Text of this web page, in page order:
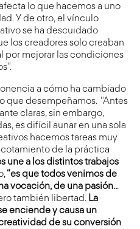
lo que hacemos a uno
Y de otro, el vínculo
se ha descuidado
los creadores solo creaban
por mejorar las condiciones
a cómo ha cambiado
que desempeñamos. “Antes
claras, sin embargo,
es difícil aunar en una sola
hacemos tareas muy
de la práctica
une a los distintos trabajos
“es que todos venimos de
vocación, de una pasión...
también libertad. La
enciende y causa un
de su conversión